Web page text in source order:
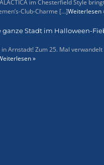
im Chesterfield Style
Club-Charme [...]Weiterlesen
ganze Stadt im Halloween-
Arnstadt! Zum 25. Mal verwandelt
»